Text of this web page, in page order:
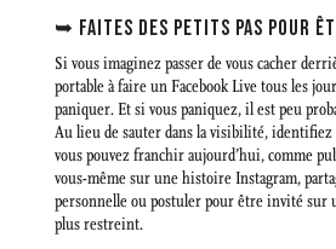
➥ FAITES DES PETITS PAS POUR
Si vous imaginez passer de vous cacher
portable à faire un Facebook Live tous les
paniquer. Et si vous paniquez, il est peu
Au lieu de sauter dans la visibilité, identifiez
vous pouvez franchir aujourd’hui, comme
vous-même sur une histoire Instagram,
personnelle ou postuler pour être invité sur
plus restreint.